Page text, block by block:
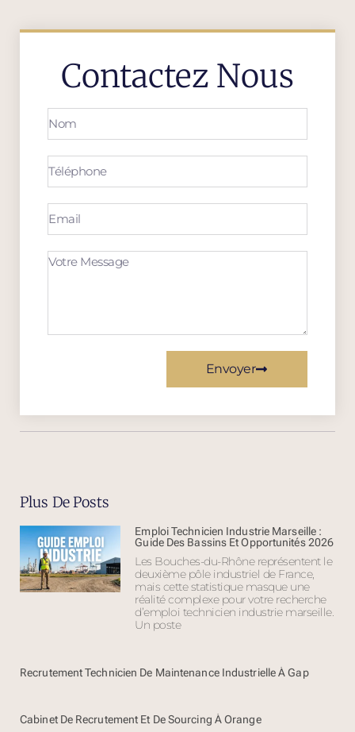
Contactez Nous
Envoyer
Plus De Posts
Emploi Technicien Industrie Marseille :
Guide Des Bassins Et Opportunités 2026
Les Bouches-du-Rhône représentent le
deuxième pôle industriel de France,
mais cette statistique masque une
réalité complexe pour votre recherche
d’emploi technicien industrie marseille.
Un poste
Recrutement Technicien De Maintenance Industrielle À Gap
Cabinet De Recrutement Et De Sourcing À Orange